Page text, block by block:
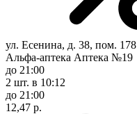
ул. Есенина, д. 38, пом. 178
Альфа-аптека Аптека №19
до 21:00
2 шт. в 10:12
до 21:00
12,47 р.